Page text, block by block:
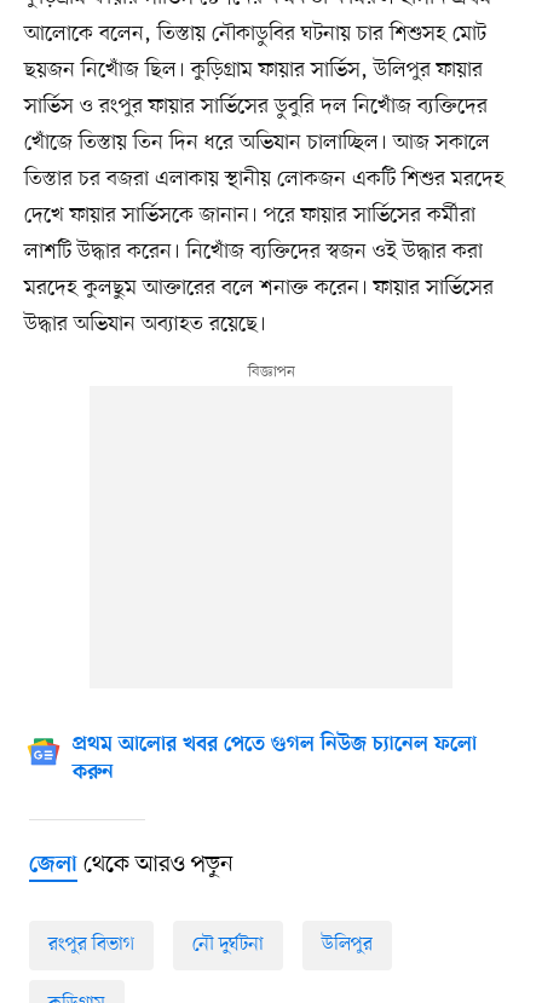
আলোকে বলেন, তিস্তায় নৌকাডুবির ঘটনায় চার শিশুসহ মোট
ছয়জন নিখোঁজ ছিল। কুড়িগ্রাম ফায়ার সার্ভিস, উলিপুর ফায়ার
সার্ভিস ও রংপুর ফায়ার সার্ভিসের ডুবুরি দল নিখোঁজ ব্যক্তিদের
খোঁজে তিস্তায় তিন দিন ধরে অভিযান চালাচ্ছিল। আজ সকালে
তিস্তার চর বজরা এলাকায় স্থানীয় লোকজন একটি শিশুর মরদেহ
দেখে ফায়ার সার্ভিসকে জানান। পরে ফায়ার সার্ভিসের কর্মীরা
লাশটি উদ্ধার করেন। নিখোঁজ ব্যক্তিদের স্বজন ওই উদ্ধার করা
মরদেহ কুলছুম আক্তারের বলে শনাক্ত করেন। ফায়ার সার্ভিসের
উদ্ধার অভিযান অব্যাহত রয়েছে।
প্রথম আলোর খবর পেতে গুগল নিউজ চ্যানেল ফলো
করুন
জেলাথেকে আরও পড়ুন
রংপুর বিভাগ নৌ দুর্ঘটনা উলিপুর